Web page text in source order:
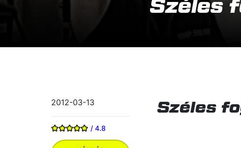
2012-03-13
/ 4.8
Széles